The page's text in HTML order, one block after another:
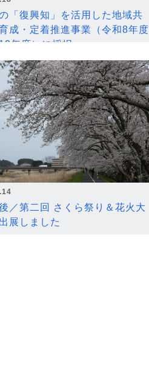
「復興知」を活用した地域共
成・定着推進事業（令和8年度
年度）に採択
／第二回 さくら祭り＆花火大
展しました